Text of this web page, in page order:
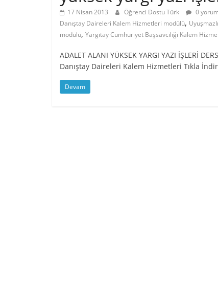
17 Nisan 2013 Öğrenci Dostu Türk 0 yorum
Danıştay Daireleri Kalem Hizmetleri modülü,
modülü, Yargıtay Cumhuriyet Başsavcılığı Kalem
ADALET ALANI YÜKSEK YARGI YAZI İŞLERİ
Danıştay Daireleri Kalem Hizmetleri Tıkla İndir
Devam